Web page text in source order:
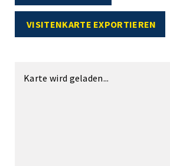
VISITENKARTE EXPORTIEREN
Karte wird geladen...